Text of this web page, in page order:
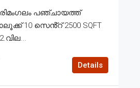
പഞ്ചായത്ത്
10 സെൻ്റ് 2500 SQFT
Details